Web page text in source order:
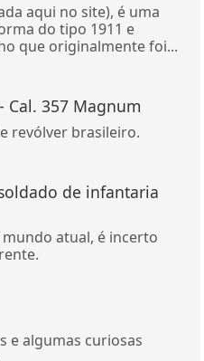
aqui no site), é uma
do tipo 1911 e
que originalmente foi...
Cal. 357 Magnum
revólver brasileiro.
de infantaria
atual, é incerto
e algumas curiosas